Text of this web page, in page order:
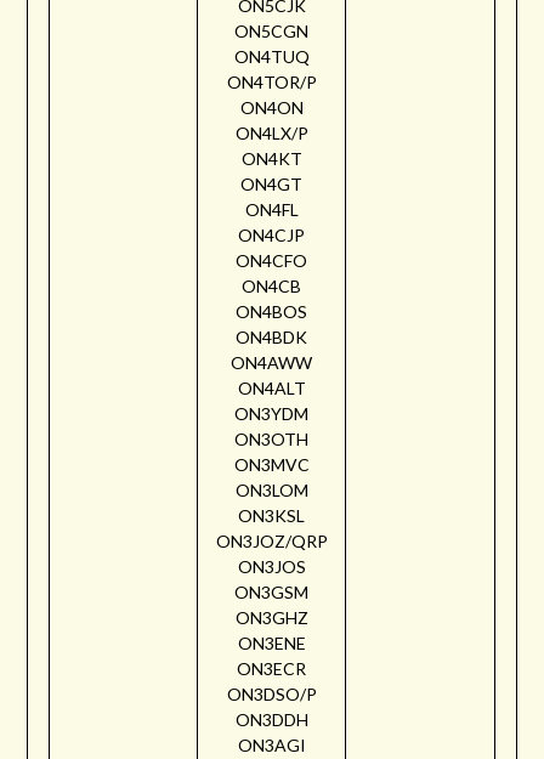
ON5CJK
ON5CGN
ON4TUQ
ON4TOR/P
ON4ON
ON4LX/P
ON4KT
ON4GT
ON4FL
ON4CJP
ON4CFO
ON4CB
ON4BOS
ON4BDK
ON4AWW
ON4ALT
ON3YDM
ON3OTH
ON3MVC
ON3LOM
ON3KSL
ON3JOZ/QRP
ON3JOS
ON3GSM
ON3GHZ
ON3ENE
ON3ECR
ON3DSO/P
ON3DDH
ON3AGI